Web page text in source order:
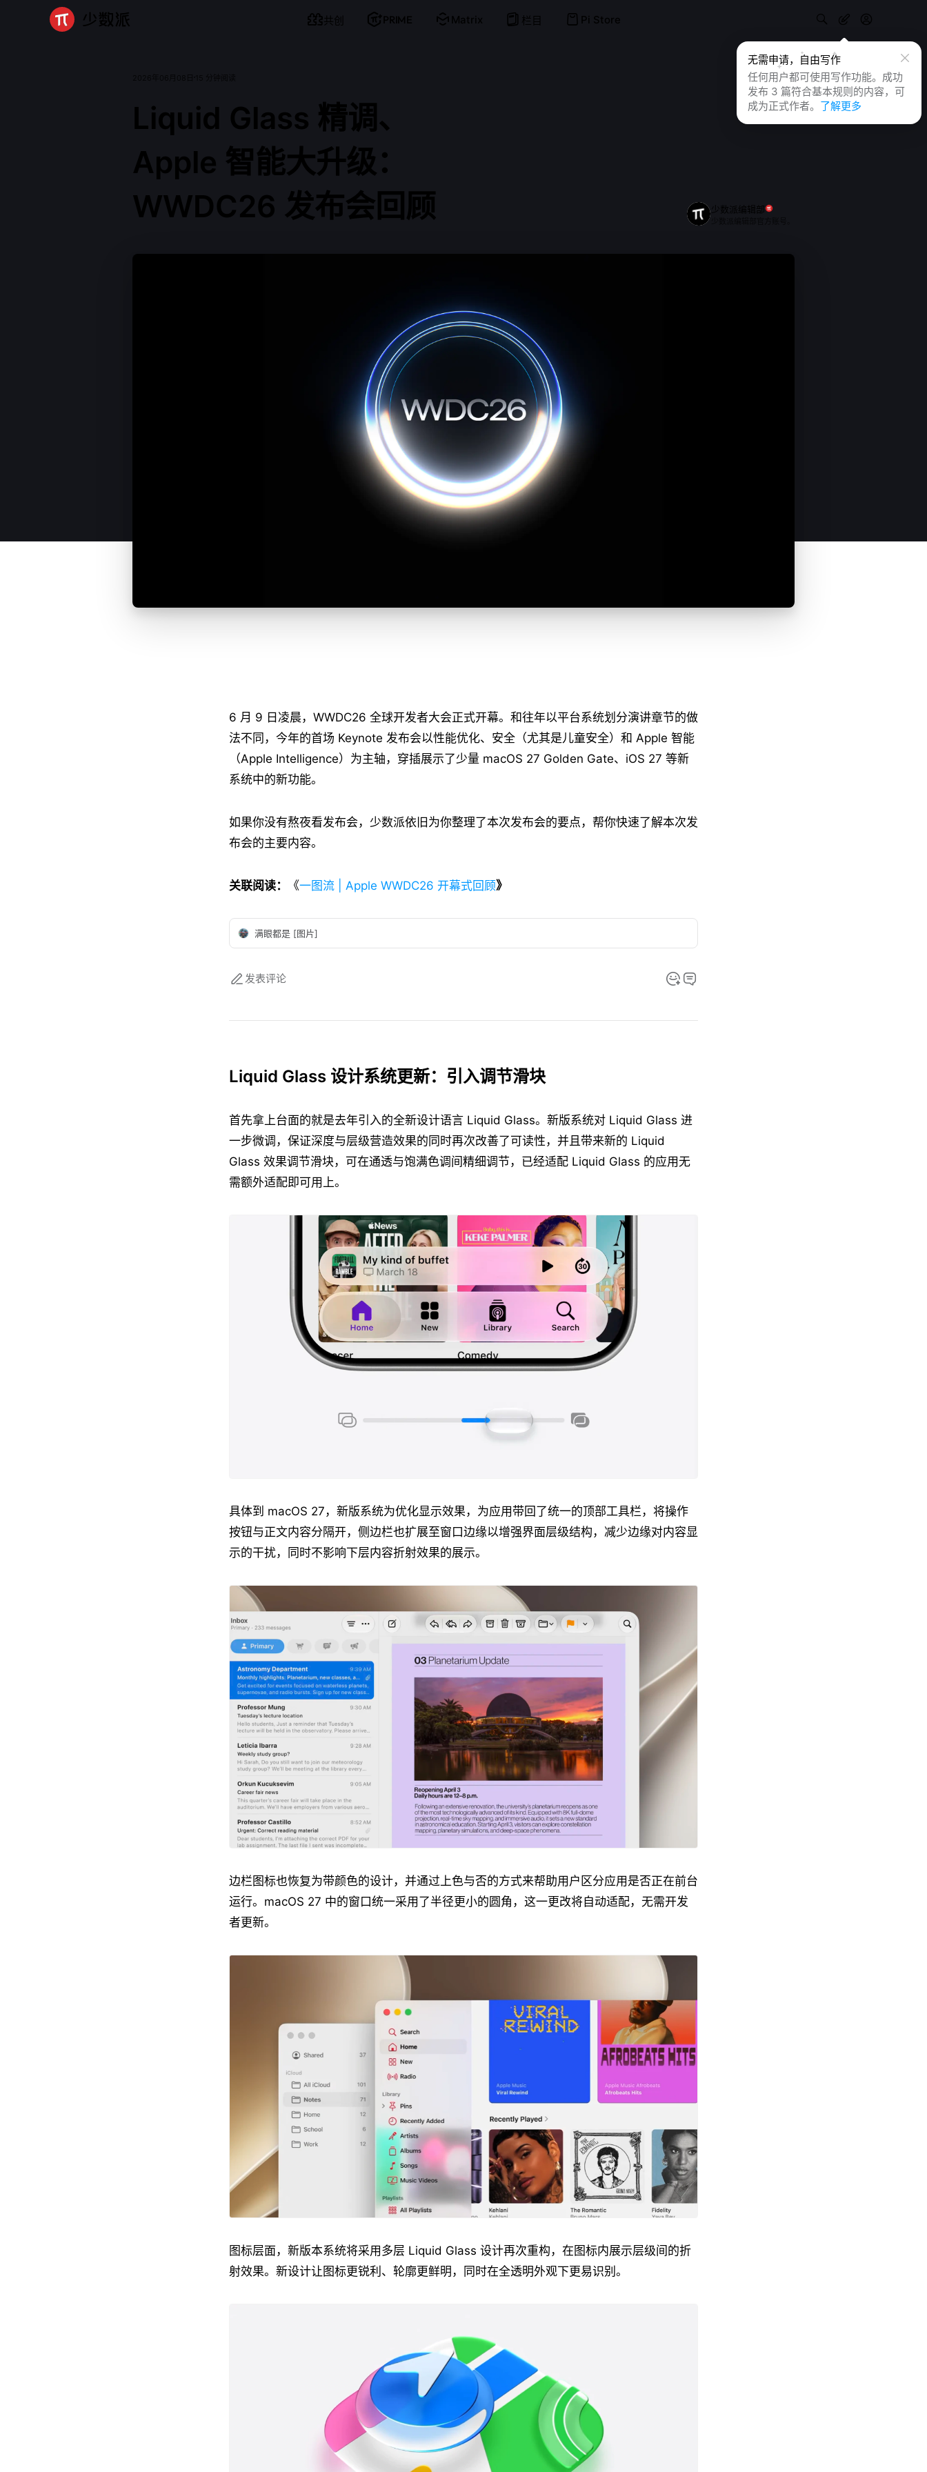
共创 PRIME Matrix 栏目 Pi Store
无需申请，自由写作
任何用户都可使用写作功能。成功
发布 3 篇符合基本规则的内容，可
成为正式作者。 了解更多
Liquid Glass 精调、
Apple 智能大升级：
WWDC26 发布会回顾 少数派编辑部
6 月 9 日凌晨，WWDC26 全球开发者大会正式开幕。和往年以平台系统划分演讲章节的做
法不同，今年的首场 Keynote 发布会以性能优化、安全（尤其是儿童安全）和 Apple 智能
（Apple Intelligence）为主轴，穿插展示了少量 macOS 27 Golden Gate、iOS 27 等新
系统中的新功能。
如果你没有熬夜看发布会，少数派依旧为你整理了本次发布会的要点，帮你快速了解本次发
布会的主要内容。
关联阅读： 《一图流 | Apple WWDC26 开幕式回顾》
满眼都是 [图片]
发表评论
Liquid Glass 设计系统更新：引入调节滑块
首先拿上台面的就是去年引入的全新设计语言 Liquid Glass。新版系统对 Liquid Glass 进
一步微调，保证深度与层级营造效果的同时再次改善了可读性，并且带来新的 Liquid
Glass 效果调节滑块，可在通透与饱满色调间精细调节，已经适配 Liquid Glass 的应用无
需额外适配即可用上。
具体到 macOS 27，新版系统为优化显示效果，为应用带回了统一的顶部工具栏，将操作
按钮与正文内容分隔开，侧边栏也扩展至窗口边缘以增强界面层级结构，减少边缘对内容显
示的干扰，同时不影响下层内容折射效果的展示。
边栏图标也恢复为带颜色的设计，并通过上色与否的方式来帮助用户区分应用是否正在前台
运行。macOS 27 中的窗口统一采用了半径更小的圆角，这一更改将自动适配，无需开发
者更新。
图标层面，新版本系统将采用多层 Liquid Glass 设计再次重构，在图标内展示层级间的折
射效果。新设计让图标更锐利、轮廓更鲜明，同时在全透明外观下更易识别。